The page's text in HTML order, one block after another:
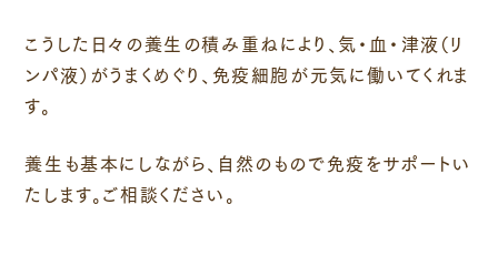
こうした日々の養生の積み重ねにより、気・血・津液（リ
ンパ液）がうまくめぐり、免疫細胞が元気に働いてくれま
す。
養生も基本にしながら、自然のもので免疫をサポートい
たします。ご相談ください。